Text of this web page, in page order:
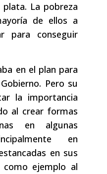
La pobreza
de ellos a
para conseguir
en el plan para
Pero su
la importancia
al crear formas
en algunas
en
en sus
como ejemplo al